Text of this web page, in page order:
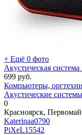
+ Ещё 0 фото
Акустическая
699 руб.
Компьютеры,
Акустические системы
0
Красноярск,
Katerinaa0790
PiXeL15542